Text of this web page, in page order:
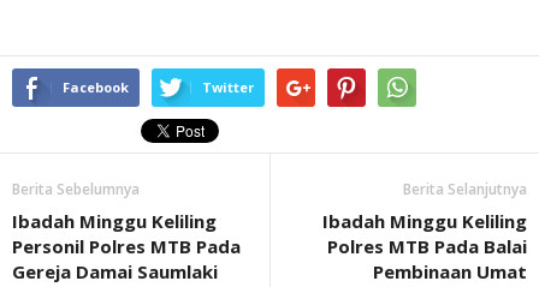
Facebook Twitter
Berita Sebelumnya
Ibadah Minggu Keliling
Personil Polres MTB Pada
Gereja Damai Saumlaki
Berita Selanjutnya
Ibadah Minggu Keliling
Polres MTB Pada Balai
Pembinaan Umat